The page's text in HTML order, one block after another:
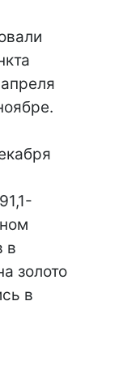
в
золото
в